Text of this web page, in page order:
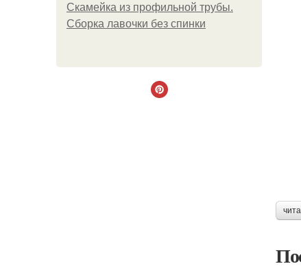
Скамейка из профильной трубы.
Сборка лавочки без спинки